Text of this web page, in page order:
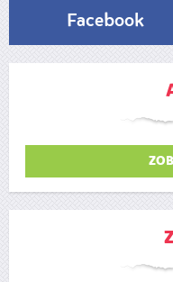
Facebook